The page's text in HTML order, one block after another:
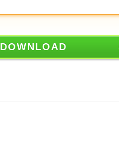
DOWNLOAD